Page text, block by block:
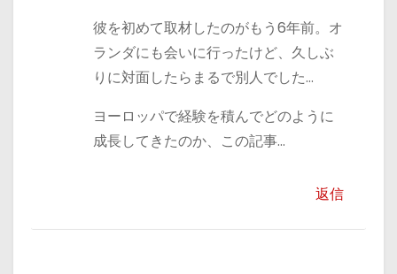
彼を初めて取材したのがもう6年前。オ
ランダにも会いに行ったけど、久しぶ
りに対面したらまるで別人でした…
ヨーロッパで経験を積んでどのように
成長してきたのか、この記事…
返信